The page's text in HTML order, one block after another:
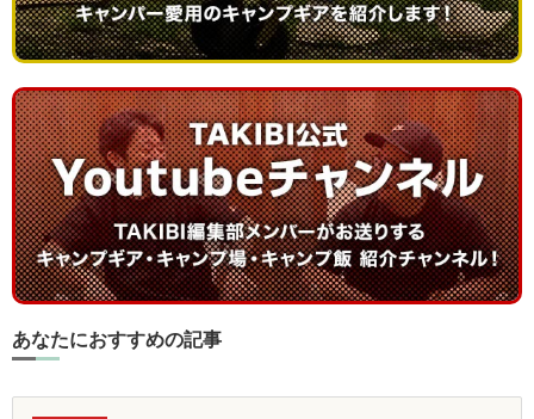
あなたにおすすめの記事